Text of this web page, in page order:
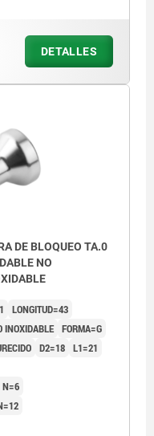
DETALLES
DE BLOQUEO TA.0
NO
LONGITUD=43
INOXIDABLE FORMA=G
D2=18 L1=21
N=6